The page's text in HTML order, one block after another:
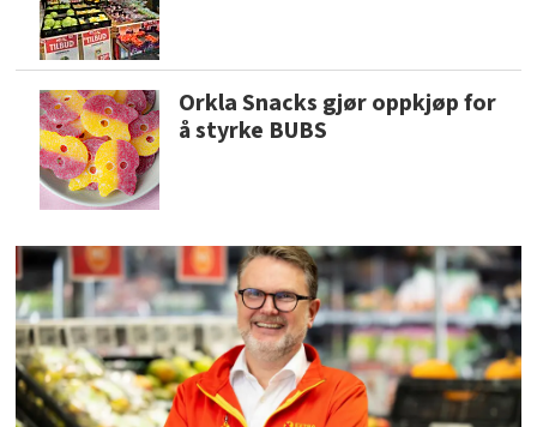
Orkla Snacks gjør oppkjøp for
å styrke BUBS